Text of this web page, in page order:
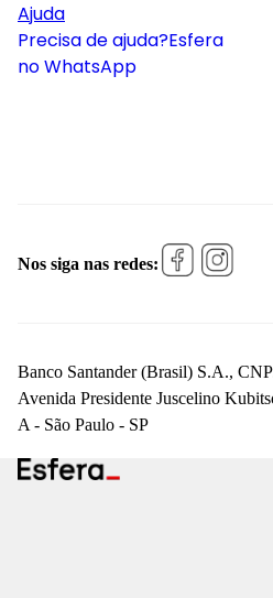
Ajuda
Precisa de ajuda?Esfera
no WhatsApp
Nos siga nas redes:
Banco Santander (Brasil) S.A.,
Avenida Presidente Juscelino
A - São Paulo - SP